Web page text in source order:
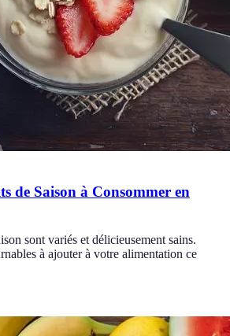
de Saison à Consommer en
sont variés et délicieusement sains.
à ajouter à votre alimentation ce